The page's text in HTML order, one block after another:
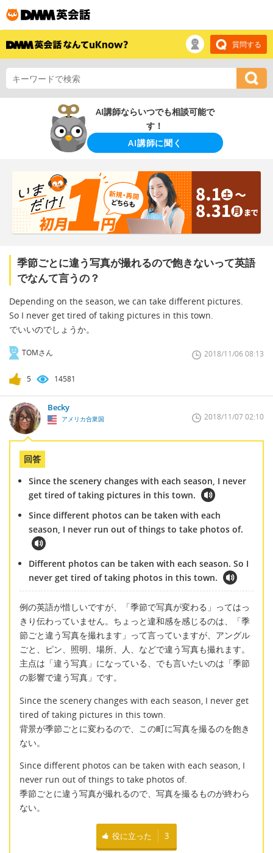
質問する
AI講師ならいつでも相談可能で
す！
AI講師に聞く
季節ごとに違う写真が撮れるので飽きないって英語
でなんて言うの？
Depending on the season, we can take different pictures.
So I never get tired of taking pictures in this town.
でいいのでしょうか。
TOMさん 2018/11/06 08:13
5 14581
Becky
アメリカ合衆国 2018/11/07 02:10
回答
Since the scenery changes with each season, I never
get tired of taking pictures in this town.
Since different photos can be taken with each
season, I never run out of things to take photos of.
Different photos can be taken with each season. So I
never get tired of taking photos in this town.
例の英語が惜しいですが、「季節で写真が変わる」ってはっ
きり伝わっていません。ちょっと違和感を感じるのは、「季
節ごと違う写真を撮れます」って言っていますが、アングル
ごと、ピン、照明、場所、人、などで違う写真も撮れます。
主点は「違う写真」になっている、でも言いたいのは「季節
の影響で違う写真」です。
Since the scenery changes with each season, I never get
tired of taking pictures in this town.
背景が季節ごとに変わるので、この町に写真を撮るのを飽き
ない。
Since different photos can be taken with each season, I
never run out of things to take photos of.
季節ごとに違う写真が撮れるので、写真を撮るものが終わら
ない。
役に立った 3